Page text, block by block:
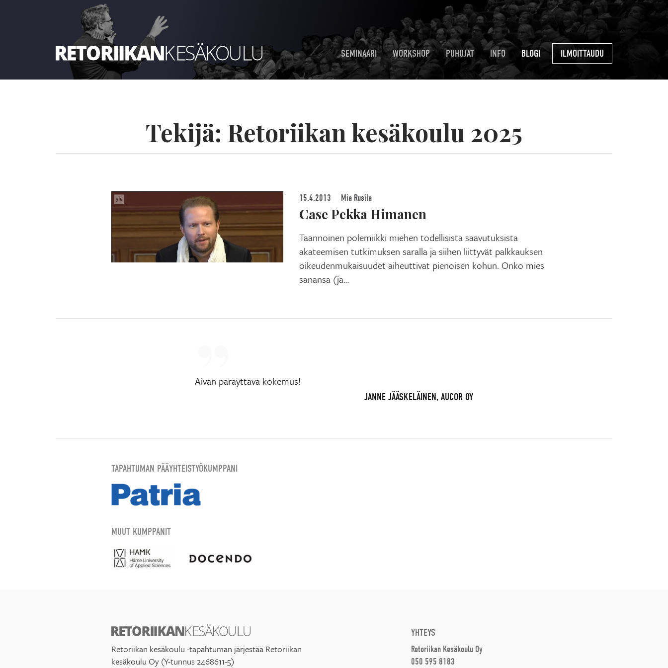
SEMINAARI WORKSHOP PUHUJAT INFO BLOGI ILMOITTAUDU
Tekijä: Retoriikan kesäkoulu 2025
15.4.2013 Mia Rusila
Case Pekka Himanen
Taannoinen polemiikki miehen todellisista saavutuksista
akateemisen tutkimuksen saralla ja siihen liittyvät palkkauksen
oikeudenmukaisuudet aiheuttivat pienoisen kohun. Onko mies
sanansa (ja…
Aivan päräyttävä kokemus!
JANNE JÄÄSKELÄINEN, AUCOR OY
TAPAHTUMAN PÄÄYHTEISTYÖKUMPPANI
MUUT KUMPPANIT
Retoriikan kesäkoulu -tapahtuman järjestää Retoriikan
kesäkoulu Oy (Y-tunnus 2468611-5)
YHTEYS
Retoriikan Kesäkoulu Oy
050 595 8183